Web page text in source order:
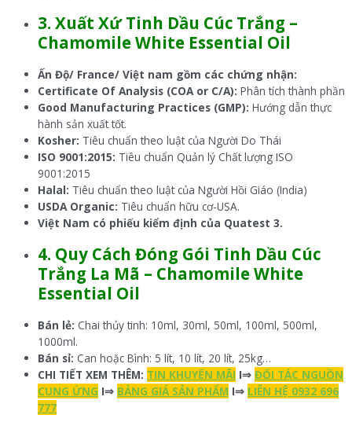
3. Xuất Xứ Tinh Dầu Cúc Trắng –
Chamomile White Essential Oil
Ấn Độ/ France/ Việt nam gồm các chứng nhận:
Certificate Of Analysis (COA or C/A): Phân tích thành phần
Good Manufacturing Practices (GMP): Hướng dẫn thực
hành sản xuất tốt.
Kosher: Tiêu chuẩn theo luật của Người Do Thái
ISO 9001:2015: Tiêu chuẩn Quản lý Chất lượng ISO
9001:2015
Halal: Tiêu chuẩn theo luật của Người Hồi Giáo (India)
USDA Organic: Tiêu chuẩn hữu cơ-USA.
Việt Nam có phiếu kiểm định của Quatest 3.
4. Quy Cách Đóng Gói Tinh Dầu Cúc
Trắng La Mã – Chamomile White
Essential Oil
Bán lẻ: Chai thủy tinh: 10ml, 30ml, 50ml, 100ml, 500ml,
1000ml.
Bán sỉ: Can hoặc Bình: 5 lít, 10 lít, 20 lít, 25kg…
CHI TIẾT XEM THÊM: TIN KHUYẾN MÃI I⇒ ĐỐI TÁC NGUỒN
CUNG ỨNG I⇒ BẢNG GIÁ SẢN PHẨM I⇒ LIÊN HỆ 0932 696
777